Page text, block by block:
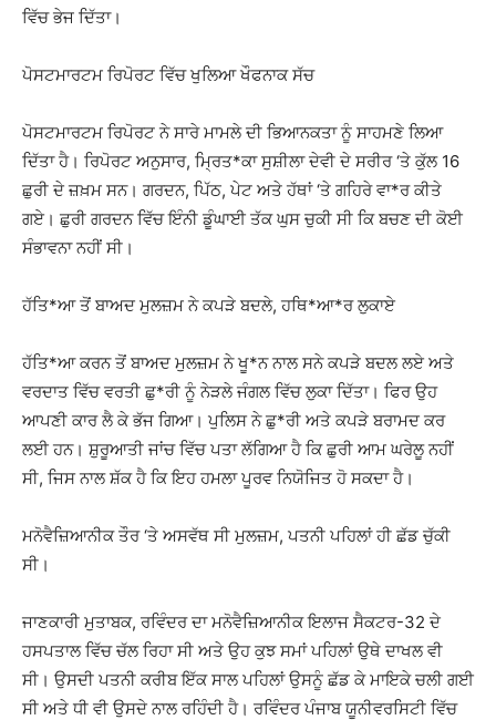
ਵਿੱਚ ਭੇਜ ਦਿੱਤਾ।
ਪੋਸਟਮਾਰਟਮ ਰਿਪੋਰਟ ਵਿੱਚ ਖੁਲਿਆ ਖੌਫਨਾਕ ਸੱਚ
ਪੋਸਟਮਾਰਟਮ ਰਿਪੋਰਟ ਨੇ ਸਾਰੇ ਮਾਮਲੇ ਦੀ ਭਿਆਨਕਤਾ ਨੂੰ ਸਾਹਮਣੇ ਲਿਆ
ਦਿੱਤਾ ਹੈ। ਰਿਪੋਰਟ ਅਨੁਸਾਰ, ਮ੍ਰਿਤ*ਕਾ ਸੁਸ਼ੀਲਾ ਦੇਵੀ ਦੇ ਸਰੀਰ ‘ਤੇ ਕੁੱਲ 16
ਛੁਰੀ ਦੇ ਜ਼ਖ਼ਮ ਸਨ। ਗਰਦਨ, ਪਿੱਠ, ਪੇਟ ਅਤੇ ਹੱਥਾਂ ‘ਤੇ ਗਹਿਰੇ ਵਾ*ਰ ਕੀਤੇ
ਗਏ। ਛੁਰੀ ਗਰਦਨ ਵਿੱਚ ਇੰਨੀ ਡੂੰਘਾਈ ਤੱਕ ਘੁਸ ਚੁਕੀ ਸੀ ਕਿ ਬਚਣ ਦੀ ਕੋਈ
ਸੰਭਾਵਨਾ ਨਹੀਂ ਸੀ।
ਹੱਤਿ*ਆ ਤੋਂ ਬਾਅਦ ਮੁਲਜ਼ਮ ਨੇ ਕਪੜੇ ਬਦਲੇ, ਹਥਿ*ਆ*ਰ ਲੁਕਾਏ
ਹੱਤਿ*ਆ ਕਰਨ ਤੋਂ ਬਾਅਦ ਮੁਲਜ਼ਮ ਨੇ ਖੂ*ਨ ਨਾਲ ਸਨੇ ਕਪੜੇ ਬਦਲ ਲਏ ਅਤੇ
ਵਰਦਾਤ ਵਿੱਚ ਵਰਤੀ ਛੁ*ਰੀ ਨੂੰ ਨੇੜਲੇ ਜੰਗਲ ਵਿੱਚ ਲੁਕਾ ਦਿੱਤਾ। ਫਿਰ ਉਹ
ਆਪਣੀ ਕਾਰ ਲੈ ਕੇ ਭੱਜ ਗਿਆ। ਪੁਲਿਸ ਨੇ ਛੁ*ਰੀ ਅਤੇ ਕਪੜੇ ਬਰਾਮਦ ਕਰ
ਲਈ ਹਨ। ਸ਼ੁਰੂਆਤੀ ਜਾਂਚ ਵਿੱਚ ਪਤਾ ਲੱਗਿਆ ਹੈ ਕਿ ਛੁਰੀ ਆਮ ਘਰੇਲੂ ਨਹੀਂ
ਸੀ, ਜਿਸ ਨਾਲ ਸ਼ੱਕ ਹੈ ਕਿ ਇਹ ਹਮਲਾ ਪੂਰਵ ਨਿਯੋਜਿਤ ਹੋ ਸਕਦਾ ਹੈ।
ਮਨੋਵੈਜ਼ਿਆਨੀਕ ਤੌਰ ‘ਤੇ ਅਸਵੱਥ ਸੀ ਮੁਲਜ਼ਮ, ਪਤਨੀ ਪਹਿਲਾਂ ਹੀ ਛੱਡ ਚੁੱਕੀ
ਸੀ।
ਜਾਣਕਾਰੀ ਮੁਤਾਬਕ, ਰਵਿੰਦਰ ਦਾ ਮਨੋਵੈਜ਼ਿਆਨੀਕ ਇਲਾਜ ਸੈਕਟਰ-32 ਦੇ
ਹਸਪਤਾਲ ਵਿੱਚ ਚੱਲ ਰਿਹਾ ਸੀ ਅਤੇ ਉਹ ਕੁਝ ਸਮਾਂ ਪਹਿਲਾਂ ਉਥੇ ਦਾਖਲ ਵੀ
ਸੀ। ਉਸਦੀ ਪਤਨੀ ਕਰੀਬ ਇੱਕ ਸਾਲ ਪਹਿਲਾਂ ਉਸਨੂੰ ਛੱਡ ਕੇ ਮਾਇਕੇ ਚਲੀ ਗਈ
ਸੀ ਅਤੇ ਧੀ ਵੀ ਉਸਦੇ ਨਾਲ ਰਹਿੰਦੀ ਹੈ। ਰਵਿੰਦਰ ਪੰਜਾਬ ਯੂਨੀਵਰਸਿਟੀ ਵਿੱਚ